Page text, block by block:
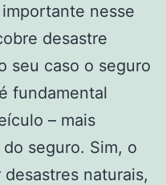
nesse
desastre
seu caso o seguro
fundamental
– mais
seguro. Sim, o
naturais,